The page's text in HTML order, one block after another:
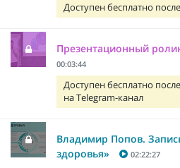
Доступен бесплатно после
Презентационный
00:03:44
Доступен бесплатно после
на Telegram-канал
Владимир Попов.
здоровья»
02:22:27